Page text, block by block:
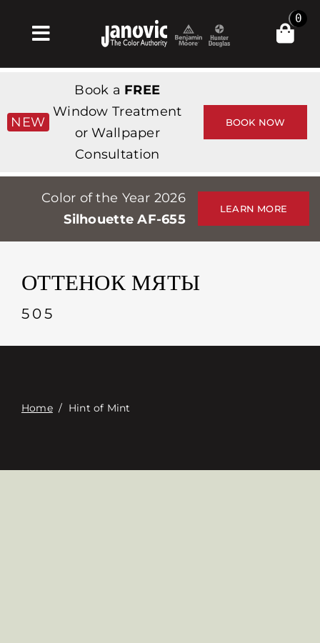
Toggle
Navigation
Products & Services
Магазин
Professionals
Stores
События
Связаться с
0
NEW
Book a FREE
Window Treatment
or Wallpaper
Consultation
BOOK NOW
Color of the Year 2026
Silhouette AF-655
LEARN MORE
ОТТЕНОК МЯТЫ
505
Home/ Hint of Mint